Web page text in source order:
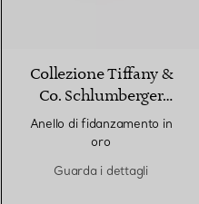
Collezione Tiffany &
Co. Schlumberger
Rope
Anello di fidanzamento in
oro
Guarda i dettagli